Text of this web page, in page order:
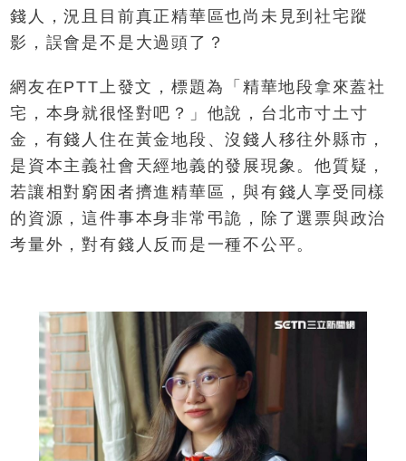
錢人，況且目前真正精華區也尚未見到社宅蹤
影，誤會是不是大過頭了？
網友在PTT上發文，標題為「精華地段拿來蓋社
宅，本身就很怪對吧？」他說，台北市寸土寸
金，有錢人住在黃金地段、沒錢人移往外縣市，
是資本主義社會天經地義的發展現象。他質疑，
若讓相對窮困者擠進精華區，與有錢人享受同樣
的資源，這件事本身非常弔詭，除了選票與政治
考量外，對有錢人反而是一種不公平。